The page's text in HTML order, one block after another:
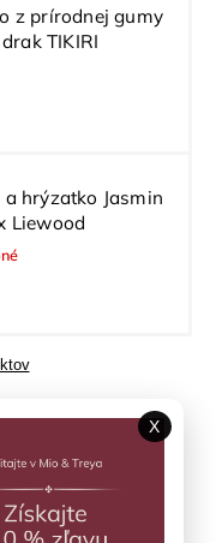
z prírodnej gumy
TIKIRI
hrýzatko Jasmin
Liewood
X